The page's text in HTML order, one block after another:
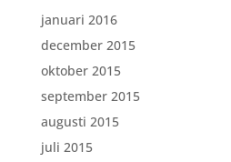
januari 2016
december 2015
oktober 2015
september 2015
augusti 2015
juli 2015